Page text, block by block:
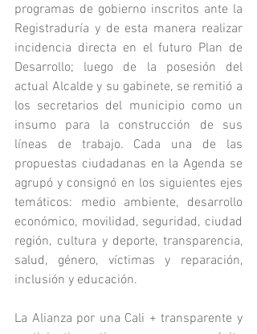
programas de gobierno inscritos ante la
Registraduría y de esta manera realizar
incidencia directa en el futuro Plan de
Desarrollo; luego de la posesión del
actual Alcalde y su gabinete, se remitió a
los secretarios del municipio como un
insumo para la construcción de sus
líneas de trabajo. Cada una de las
propuestas ciudadanas en la Agenda se
agrupó y consignó en los siguientes ejes
temáticos: medio ambiente, desarrollo
económico, movilidad, seguridad, ciudad
región, cultura y deporte, transparencia,
salud, género, víctimas y reparación,
inclusión y educación.
La Alianza por una Cali + transparente y